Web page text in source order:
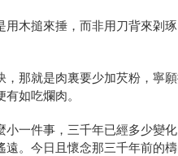
用木搥來捶，而非用刀背來刴
，那就是肉裏要少加芡粉，寧
如吃爛肉。
小一件事，三千年已經多少變
遠。今日且懷念那三千年前的